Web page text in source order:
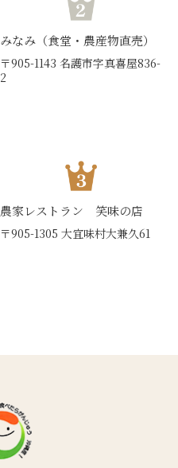
みなみ（食堂・農産物直売）
〒905-1143 名護市字真喜屋836-
2
農家レストラン 笑味の店
〒905-1305 大宜味村大兼久61